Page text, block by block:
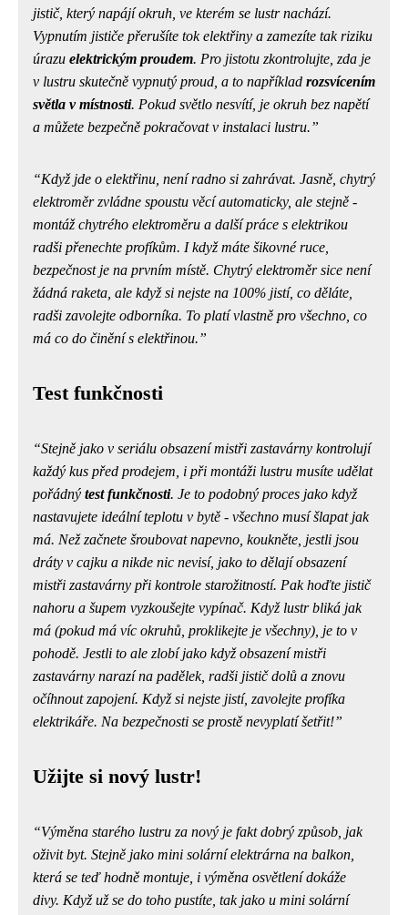
jistič, který napájí okruh, ve kterém se lustr nachází.
Vypnutím jističe přerušíte tok elektřiny a zamezíte tak riziku
úrazu elektrickým proudem. Pro jistotu zkontrolujte, zda je
v lustru skutečně vypnutý proud, a to například rozsvícením
světla v místnosti. Pokud světlo nesvítí, je okruh bez napětí
a můžete bezpečně pokračovat v instalaci lustru.
Když jde o elektřinu, není radno si zahrávat. Jasně, chytrý
elektroměrzvládne spoustu věcí automaticky, ale stejně -
montáž chytrého elektroměru a další práce s elektrikou
radši přenechte profíkům. I když máte šikovné ruce,
bezpečnost je na prvním místě. Chytrý elektroměr sice není
žádná raketa, ale když si nejste na 100% jistí, co děláte,
radši zavolejte odborníka. To platí vlastně pro všechno, co
má co do činění s elektřinou.
Test funkčnosti
Stejně jako v seriálu obsazení mistři zastavárny kontrolují
každý kus před prodejem, i při montáži lustru musíte udělat
pořádný test funkčnosti. Je to podobný proces jako když
nastavujete ideální teplotu v bytě - všechno musí šlapat jak
má. Než začnete šroubovat napevno, koukněte, jestli jsou
dráty v cajku a nikde nic nevisí, jako to dělají obsazení
mistři zastavárny při kontrole starožitností. Pak hoďte jistič
nahoru a šupem vyzkoušejte vypínač. Když lustr bliká jak
má (pokud má víc okruhů, proklikejte je všechny), je to v
pohodě. Jestli to ale zlobí jako když obsazení mistři
zastavárny narazí na padělek, radši jistič dolů a znovu
očíhnout zapojení. Když si nejste jistí, zavolejte profíka
elektrikáře. Na bezpečnosti se prostě nevyplatí šetřit!
Užijte si nový lustr!
Výměna starého lustru za nový je fakt dobrý způsob, jak
oživit byt. Stejně jako mini solární elektrárna na balkon
která se teď hodně montuje, i výměna osvětlení dokáže
divy. Když už se do toho pustíte, tak jako u mini solární